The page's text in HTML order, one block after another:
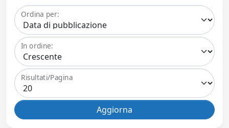
Ordina per:
In ordine:
Risultati/Pagina